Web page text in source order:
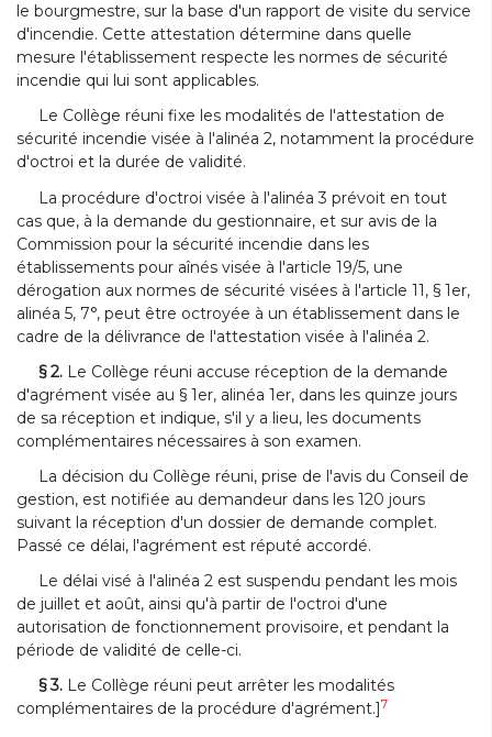
le bourgmestre, sur la base d'un rapport de visite du service
d'incendie. Cette attestation détermine dans quelle
mesure l'établissement respecte les normes de sécurité
incendie qui lui sont applicables.
Le Collège réuni fixe les modalités de l'attestation de
sécurité incendie visée à l'alinéa 2, notamment la procédure
d'octroi et la durée de validité.
La procédure d'octroi visée à l'alinéa 3 prévoit en tout
cas que, à la demande du gestionnaire, et sur avis de la
Commission pour la sécurité incendie dans les
établissements pour aînés visée à l'article 19/5, une
dérogation aux normes de sécurité visées à l'article 11, § 1er,
alinéa 5, 7°, peut être octroyée à un établissement dans le
cadre de la délivrance de l'attestation visée à l'alinéa 2.
§ 2. Le Collège réuni accuse réception de la demande
d'agrément visée au § 1er, alinéa 1er, dans les quinze jours
de sa réception et indique, s'il y a lieu, les documents
complémentaires nécessaires à son examen.
La décision du Collège réuni, prise de l'avis du Conseil de
gestion, est notifiée au demandeur dans les 120 jours
suivant la réception d'un dossier de demande complet.
Passé ce délai, l'agrément est réputé accordé.
Le délai visé à l'alinéa 2 est suspendu pendant les mois
de juillet et août, ainsi qu'à partir de l'octroi d'une
autorisation de fonctionnement provisoire, et pendant la
période de validité de celle-ci.
§ 3. Le Collège réuni peut arrêter les modalités
complémentaires de la procédure d'agrément.]7